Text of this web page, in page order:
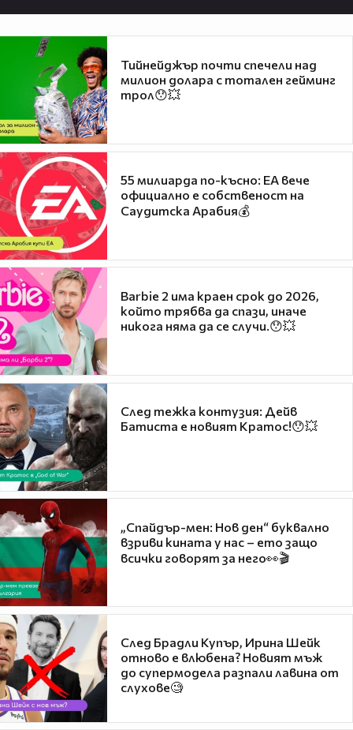
Тийнейджър почти спечели над
милион долара с тотален гейминг
трол😯💥
55 милиарда по-късно: EA вече
официално е собственост на
Саудитска Арабия💰
Barbie 2 има краен срок до 2026,
който трябва да спази, иначе
никога няма да се случи.😯💥
След тежка контузия: Дейв
Батиста е новият Кратос!😯💥
„Спайдър-мен: Нов ден“ буквално
взриви кината у нас – ето защо
всички говорят за него👀🎬
След Брадли Купър, Ирина Шейк
отново е влюбена? Новият мъж
до супермодела разпали лавина от
слухове🧐